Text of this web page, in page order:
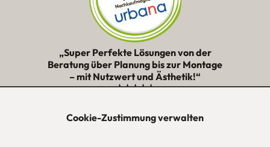
Cookie-Zustimmung verwalten
„Super Perfekte Lösungen von der
Beratung über Planung bis zur Montage
– mit Nutzwert und Ästhetik!“
★★★★★